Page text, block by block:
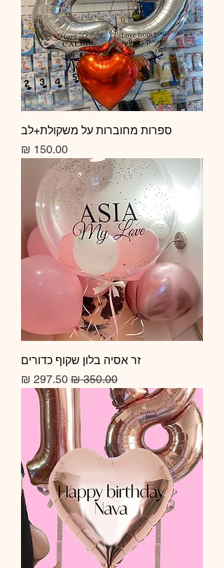
ספרות מחוברות על משקולת+לב
מחיר
זר אסיה בלון שקוף כדורים
מחיר רגיל מחיר מבצע